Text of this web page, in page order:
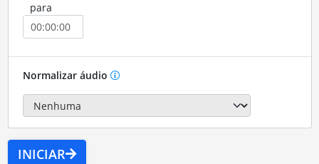
para
Normalizar áudio
INICIAR